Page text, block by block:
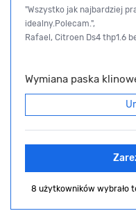
"Wszystko jak najbardziej
idealny.Polecam.",
Rafael, Citroen Ds4 thp1.6
Wymiana paska
8 użytkowników wybrało